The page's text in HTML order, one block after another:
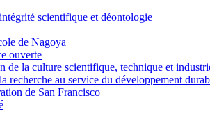
scientifique et déontologie
de Nagoya
ouverte
de la culture scientifique, technique et
recherche au service du développement
de San Francisco